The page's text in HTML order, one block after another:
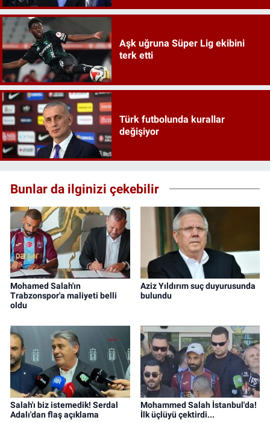
Aşk uğruna Süper Lig ekibini
terk etti
Türk futbolunda kurallar
değişiyor
Bunlar da ilginizi çekebilir
Mohamed Salah'ın
Trabzonspor'a maliyeti belli
oldu
Aziz Yıldırım suç duyurusunda
bulundu
Salah'ı biz istemedik! Serdal
Adalı'dan flaş açıklama
Mohammed Salah İstanbul'da!
İlk üçlüyü çektirdi...